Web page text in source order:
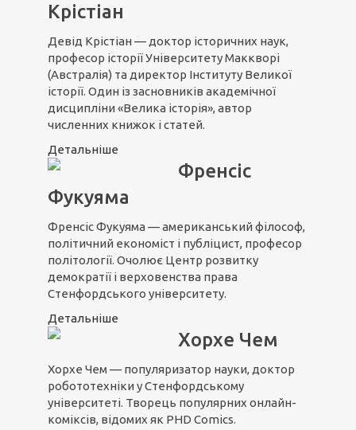
Крістіан
Девід Крістіан — доктор історичних наук,
професор історії Університету Маккворі
(Австралія) та директор Інституту Великої
історії. Один із засновників академічної
дисципліни «Велика історія», автор
численних книжок і статей.
Детальніше
Френсіс
Фукуяма
Френсіс Фукуяма — американський філософ,
політичний економіст і публіцист, професор
політології. Очолює Центр розвитку
демократії і верховенства права
Стенфордського університету.
Детальніше
Хорхе Чем
Хорхе Чем — популяризатор науки, доктор
робототехніки у Стенфордському
університеті. Творець популярних онлайн-
коміксів, відомих як PHD Comics.